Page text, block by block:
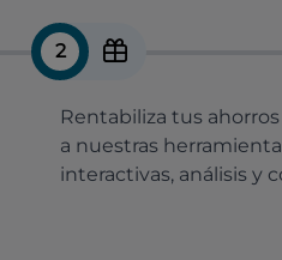
2
Rentabiliza tus ahorros
a nuestras
interactivas, análisis y